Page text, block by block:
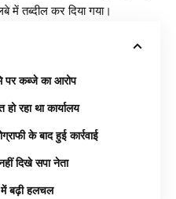
में तब्दील कर दिया गया।
पर कब्जे का आरोप
हो रहा था कार्यालय
के बाद हुई कार्रवाई
दिखे सपा नेता
में बढ़ी हलचल